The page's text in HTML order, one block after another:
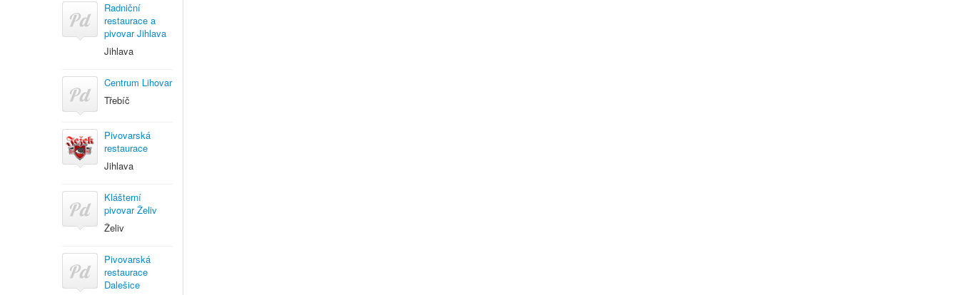
Radniční
restaurace a
pivovar Jihlava
Jihlava
Centrum Lihovar
Třebíč
Pivovarská
restaurace
Jihlava
Klášterní
pivovar Želiv
Želiv
Pivovarská
restaurace
Dalešice